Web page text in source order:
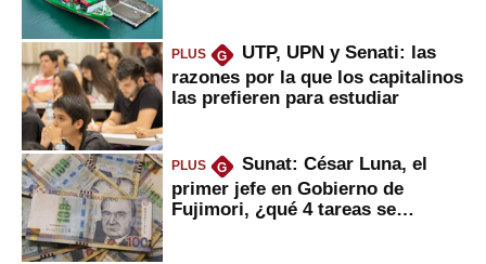
PLUS G
UTP, UPN y Senati: las
razones por la que los capitalinos
las prefieren para estudiar
PLUS G
Sunat: César Luna, el
primer jefe en Gobierno de
Fujimori, ¿qué 4 tareas se